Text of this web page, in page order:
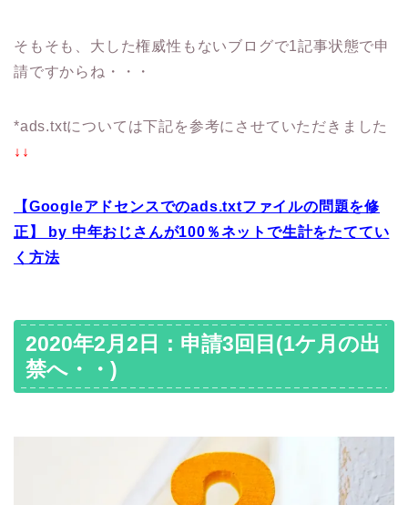
そもそも、大した権威性もないブログで1記事状態で申
請ですからね・・・
*ads.txtについては下記を参考にさせていただきました
↓↓
【Googleアドセンスでのads.txtファイルの問題を修
正】 by 中年おじさんが100％ネットで生計をたててい
く方法
2020年2月2日：申請3回目(1ケ月の出
禁へ・・)